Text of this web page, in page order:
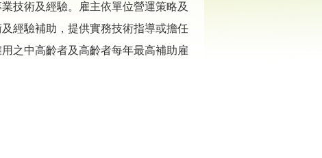
技術及經驗。雇主依單位營運策略及
經驗補助，提供實務技術指導或擔任
之中高齡者及高齡者每年最高補助雇